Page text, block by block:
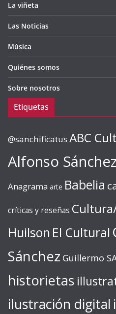
La viñeta
Las Noticias
Música
Quiénes somos
Sobre nosotros
Etiquetas
@sanchificatus ABC
Alfonso Sánchez
Anagrama arte Babelia
críticas y reseñas
Huilson El Cultural
Sánchez Guillermo
historietas
ilustración digital